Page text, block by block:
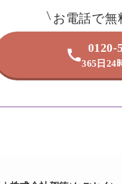
お電話で無
0120-
365日24